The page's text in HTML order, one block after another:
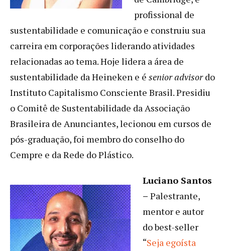
profissional de
sustentabilidade e comunicação e construiu sua
carreira em corporações liderando atividades
relacionadas ao tema. Hoje lidera a área de
sustentabilidade da Heineken e é senior advisordo
Instituto Capitalismo Consciente Brasil. Presidiu
o Comitê de Sustentabilidade da Associação
Brasileira de Anunciantes, lecionou em cursos de
pós-graduação, foi membro do conselho do
Cempre e da Rede do Plástico.
Luciano Santos
– Palestrante,
mentor e autor
do best-seller
“Seja egoísta